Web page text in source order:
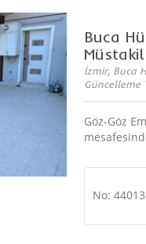
Buca
İzmir, Buca
Güncelleme
Göz-Göz
No: